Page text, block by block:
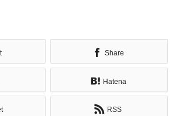
Share
Hatena
RSS